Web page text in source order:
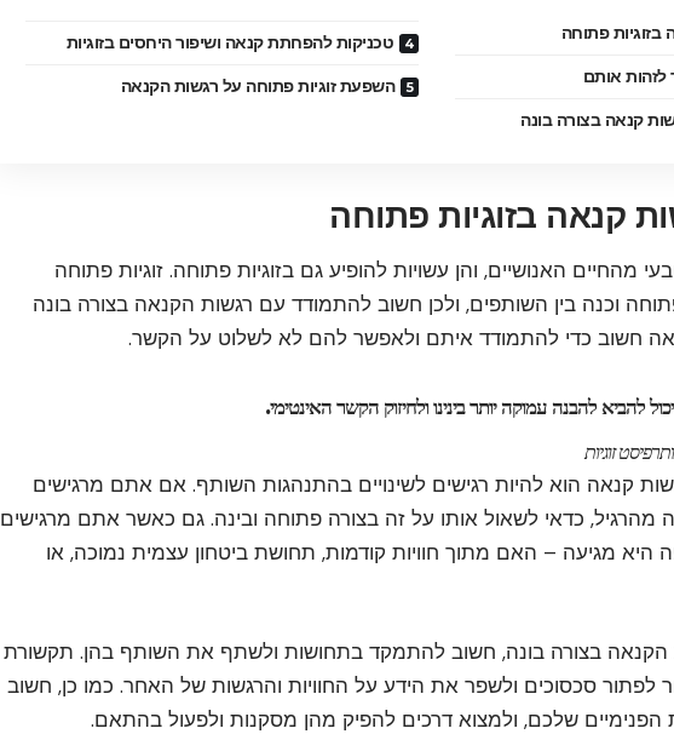
בזוגיות פתוחה
לזהות אותם
קנאה בצורה בונה
טכניקות להפחתת קנאה ושיפור היחסים בזוגיות
השפעת זוגיות פתוחה על רגשות הקנאה
קנאה בזוגיות פתוחה
מהחיים האנושיים, והן עשויות להופיע גם בזוגיות פתוחה. זוגיות פתוחה
וכנה בין השותפים, ולכן חשוב להתמודד עם רגשות הקנאה בצורה בונה
חשוב כדי להתמודד איתם ולאפשר להם לא לשלוט על הקשר.
להביא להבנה עמוקה יותר בינינו ולחיזוק הקשר האינטימי.
זוגיות
קנאה הוא להיות רגישים לשינויים בהתנהגות השותף. אם אתם מרגישים
מהרגיל, כדאי לשאול אותו על זה בצורה פתוחה ובינה. גם כאשר אתם מרגישים
היא מגיעה – האם מתוך חוויות קודמות, תחושת ביטחון עצמית נמוכה, או
הקנאה בצורה בונה, חשוב להתמקד בתחושות ולשתף את השותף בהן. תקשורת
לפתור סכסוכים ולשפר את הידע על החוויות והרגשות של האחר. כמו כן, חשוב
הפנימיים שלכם, ולמצוא דרכים להפיק מהן מסקנות ולפעול בהתאם.